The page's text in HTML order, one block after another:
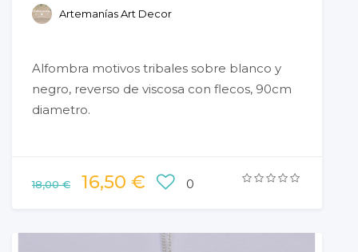
Artemanías Art Decor
Alfombra motivos tribales sobre blanco y
negro, reverso de viscosa con flecos, 90cm
diametro.
18,00 € 16,50 € 0